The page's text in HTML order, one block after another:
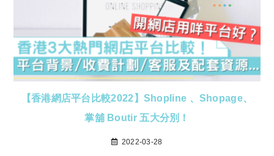
【香港網店平台比較2022】Shopline 、Shopage、
掌舖 Boutir 五大分別！
2022-03-28